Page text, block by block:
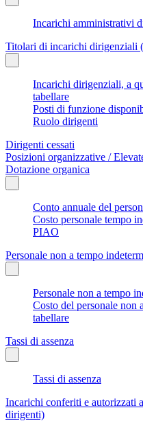
Incarichi amministrativi
Titolari di incarichi dirigenziali
Incarichi dirigenziali, a
tabellare
Posti di funzione
Ruolo dirigenti
Dirigenti cessati
Posizioni organizzative /
Dotazione organica
Conto annuale del
Costo personale tempo
PIAO
Personale non a tempo
Personale non a tempo
Costo del personale non
tabellare
Tassi di assenza
Tassi di assenza
Incarichi conferiti e autorizzati
dirigenti)